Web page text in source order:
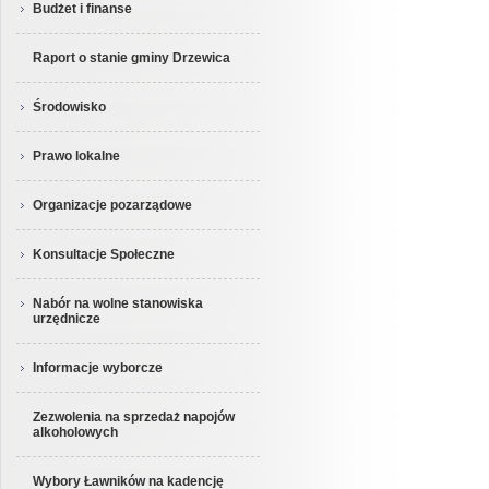
Budżet i finanse
Raport o stanie gminy Drzewica
Środowisko
Prawo lokalne
Organizacje pozarządowe
Konsultacje Społeczne
Nabór na wolne stanowiska
urzędnicze
Informacje wyborcze
Zezwolenia na sprzedaż napojów
alkoholowych
Wybory Ławników na kadencję